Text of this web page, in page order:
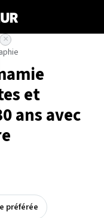
et
ans avec
préférée
×